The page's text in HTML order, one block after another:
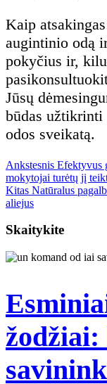
Kaip
augintinio odą
pokyčius ir,
Jūsų
būdas
odos sveikatą.
tarp
įrašų
Ankstesnis Previous
post:
Efektyvus
mokytojai turėtų jį
Kitas Next
post:
Natūralus
aliejus
Skaitykite
žodžiai: